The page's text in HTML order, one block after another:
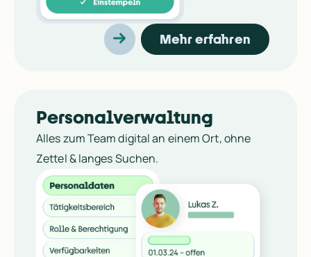
Mehr erfahren
Personalverwaltung
Alles zum Team digital an einem Ort, ohne
Zettel & langes Suchen.